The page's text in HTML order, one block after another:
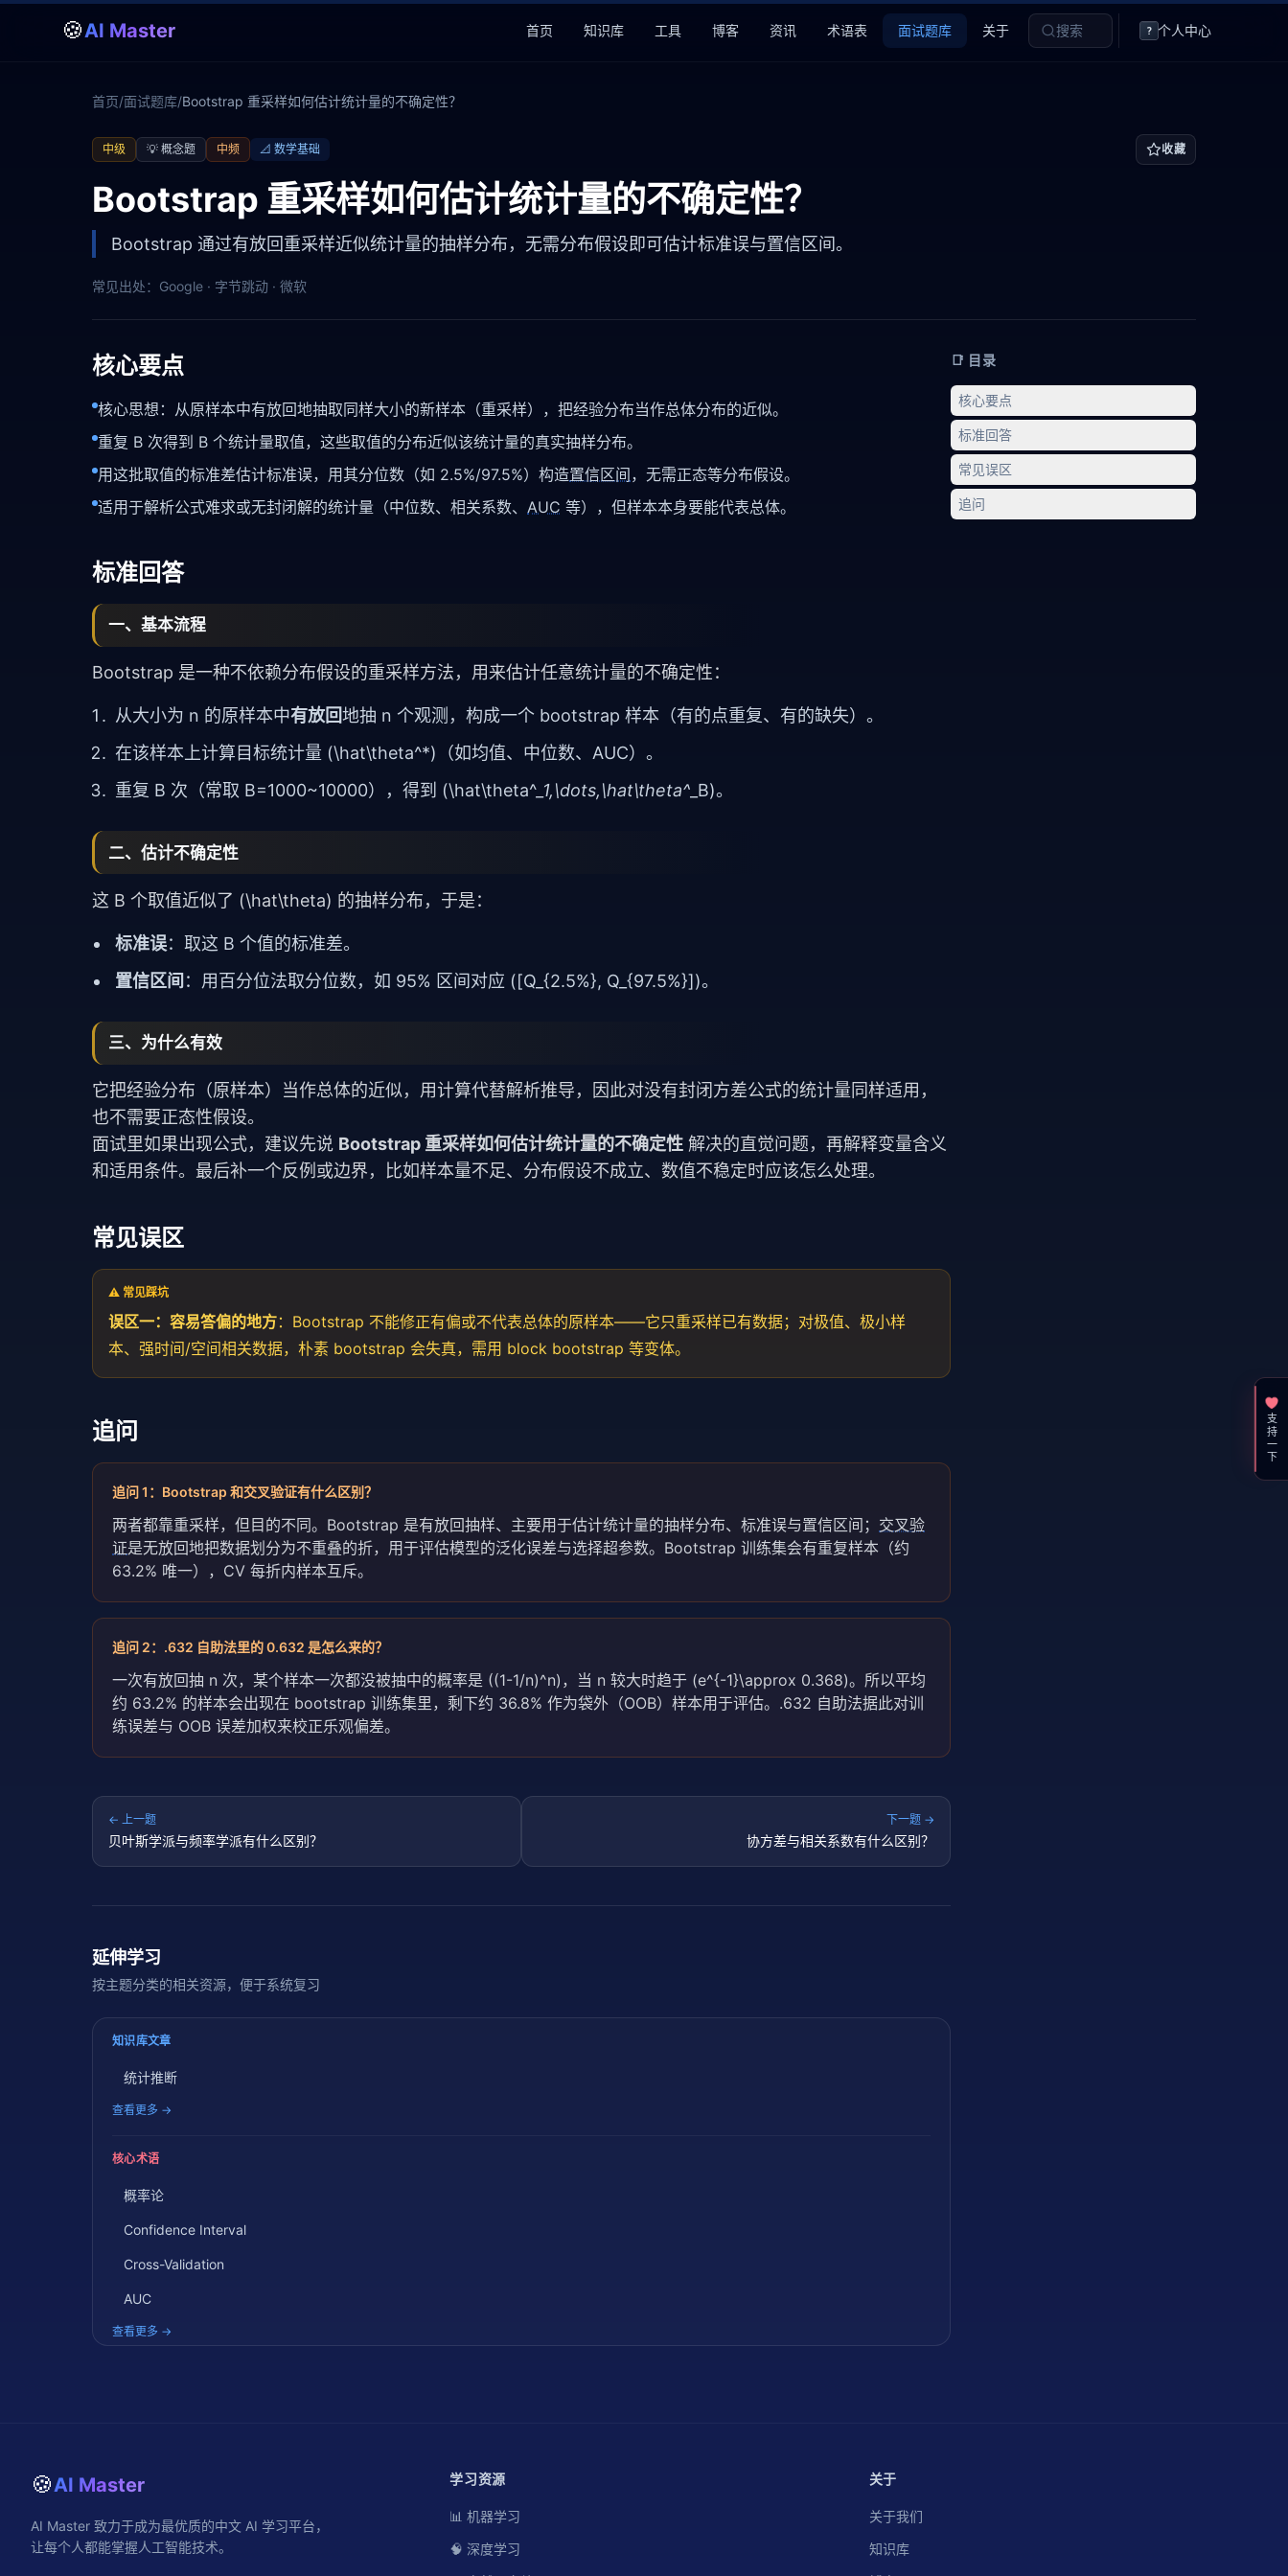
🍪AI Master 首页 知识库 工具 博客 资讯 术语表 面试题库 关于 搜索 ? 个人中心
首页/面试题库/Bootstrap 重采样如何估计统计量的不确定性？
中级 💡 概念题 中频 📐 数学基础 收藏
Bootstrap 重采样如何估计统计量的不确定性？
Bootstrap 通过有放回重采样近似统计量的抽样分布，无需分布假设即可估计标准误与置信区间。
常见出处： Google · 字节跳动 · 微软
核心要点
核心思想：从原样本中有放回地抽取同样大小的新样本（重采样），把经验分布当作总体分布的近似。
重复 B 次得到 B 个统计量取值，这些取值的分布近似该统计量的真实抽样分布。
用这批取值的标准差估计标准误，用其分位数（如 2.5%/97.5%）构造置信区间 ，无需正态等分布假设。
适用于解析公式难求或无封闭解的统计量（中位数、相关系数、 AUC 等），但样本本身要能代表总体。
标准回答
一、基本流程
Bootstrap 是一种不依赖分布假设的重采样方法，用来估计任意统计量的不确定性：
从大小为 n 的原样本中有放回地抽 n 个观测，构成一个 bootstrap 样本（有的点重复、有的缺失）。
在该样本上计算目标统计量 (\hat\theta^*)（如均值、中位数、AUC）。
重复 B 次（常取 B=1000~10000），得到 (\hat\theta^ _1,\dots,\hat\theta^ _B)。
二、估计不确定性
这 B 个取值近似了 (\hat\theta) 的抽样分布，于是：
标准误：取这 B 个值的标准差。
置信区间 ：用百分位法取分位数，如 95% 区间对应 ([Q_{2.5%}, Q_{97.5%}])。
三、为什么有效
它把经验分布（原样本）当作总体的近似，用计算代替解析推导，因此对没有封闭方差公式的统计量同样适用，
也不需要正态性假设。
面试里如果出现公式，建议先说 Bootstrap 重采样如何估计统计量的不确定性 解决的直觉问题，再解释变量含义
和适用条件。最后补一个反例或边界，比如样本量不足、分布假设不成立、数值不稳定时应该怎么处理。
常见误区
⚠️ 常见踩坑
误区一：容易答偏的地方：Bootstrap 不能修正有偏或不代表总体的原样本——它只重采样已有数据；对极值、极小样
本、强时间/空间相关数据，朴素 bootstrap 会失真，需用 block bootstrap 等变体。
追问
追问1 ： Bootstrap 和交叉验证有什么区别？
两者都靠重采样，但目的不同。Bootstrap 是有放回抽样、主要用于估计统计量的抽样分布、标准误与置信区间； 交叉验
证是无放回地把数据划分为不重叠的折，用于评估模型的泛化误差与选择超参数。Bootstrap 训练集会有重复样本（约
63.2% 唯一），CV 每折内样本互斥。
追问 2： .632 自助法里的 0.632 是怎么来的？
一次有放回抽 n 次，某个样本一次都没被抽中的概率是 ((1-1/n)^n)，当 n 较大时趋于 (e^{-1}\approx 0.368)。所以平均
约 63.2% 的样本会出现在 bootstrap 训练集里，剩下约 36.8% 作为袋外（OOB）样本用于评估。.632 自助法据此对训
练误差与 OOB 误差加权来校正乐观偏差。
← 上一题
贝叶斯学派与频率学派有什么区别？
下一题 →
协方差与相关系数有什么区别？
延伸学习
按主题分类的相关资源，便于系统复习
知识库文章
统计推断
查看更多 →
核心术语
概率论
Confidence Interval
Cross-Validation
AUC
查看更多 →
📑 目录
核心要点
标准回答
常见误区
追问
🍪AI Master
AI Master 致力于成为最优质的中文 AI 学习平台，
让每个人都能掌握人工智能技术。
学习资源
📊 机器学习
🧠 深度学习
关于
关于我们
知识库
支持一下